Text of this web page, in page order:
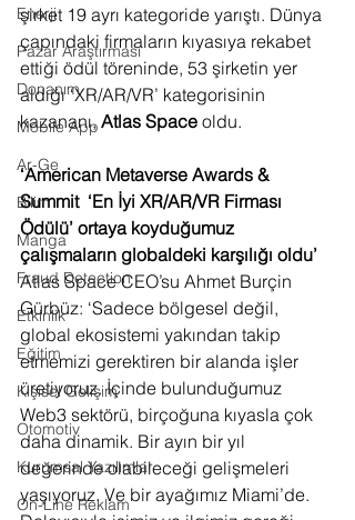
Enerji
Pazar Araştırması
Donanım
Mobile App
Ar-Ge
Bilim
Manga
Fraud Detection
Etkinlik
Eğitim
Kişisel Gelişim
Otomotiv
Kurumsal Yazılımlar
On-Line Reklam
şirket 19 ayrı kategoride yarıştı. Dünya
çapındaki firmaların kıyasıya rekabet
ettiği ödül töreninde, 53 şirketin yer
aldığı ‘XR/AR/VR’ kategorisinin
kazananı, Atlas Space oldu.
‘American Metaverse Awards &
Summit  ‘En İyi XR/AR/VR Firması
Ödülü’ ortaya koyduğumuz
çalışmaların globaldeki karşılığı oldu’
Atlas Space CEO’su Ahmet Burçin
Gürbüz: ‘Sadece bölgesel değil,
global ekosistemi yakından takip
etmemizi gerektiren bir alanda işler
üretiyoruz. İçinde bulunduğumuz
Web3 sektörü, birçoğuna kıyasla çok
daha dinamik. Bir ayın bir yıl
değerinde olabileceği gelişmeleri
yaşıyoruz. Ve bir ayağımız Miami’de.